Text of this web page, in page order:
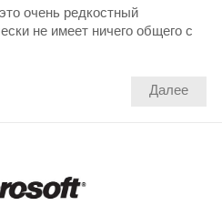
очень редкостный
не имеет ничего общего с
Далее